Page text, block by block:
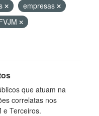
empresas
que atuam na
correlatas nos
e Terceiros.